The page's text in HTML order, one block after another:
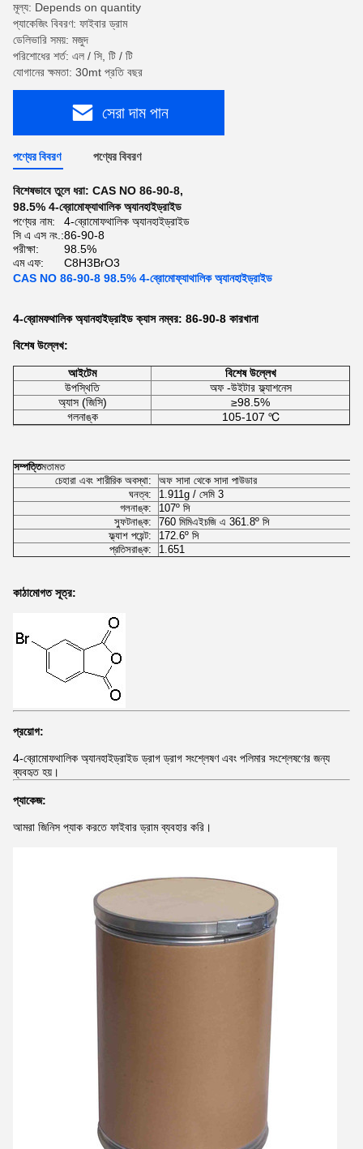
মূল্য: Depends on quantity
প্যাকেজিং বিবরণ: ফাইবার ড্রাম
ডেলিভারি সময়: মজুদ
পরিশোধের শর্ত: এল / সি, টি / টি
যোগানের ক্ষমতা: 30mt প্রতি বছর
সেরা দাম পান
পণ্যের বিবরণ পণ্যের বিবরণ
বিশেষভাবে তুলে ধরা: CAS NO 86-90-8,
98.5% 4-ব্রোমোফ্যাথালিক অ্যানহাইড্রাইড
পণ্যের নাম:
4-ব্রোমোফথালিক অ্যানহাইড্রাইড
সি এ এস নং.:86-90-8
পরীক্ষা:
98.5%
এম এফ:
C8H3BrO3
CAS NO 86-90-8 98.5% 4-ব্রোমোফ্যাথালিক অ্যানহাইড্রাইড
4-ব্রোমফথালিক অ্যানহাইড্রাইড ক্যাস নম্বর: 86-90-8 কারখানা
বিশেষ উল্লেখ:
আইটেম
বিশেষ উল্লেখ
উপস্থিতি
অফ -উইটার ফ্ল্যাশনেস
অ্যাস (জিসি)
≥98.5%
গলনাঙ্ক
105-107 ℃
সম্পত্তিমতামত
চেহারা এবং শারীরিক অবস্থা:
অফ সাদা থেকে সাদা পাউডার
ঘনত্ব:
1.911g / সেমি 3
গলনাঙ্ক:
107º সি
স্ফুটনাঙ্ক:
760 মিমিএইচজি এ 361.8º সি
ফ্ল্যাশ পয়েন্ট:
172.6º সি
প্রতিসরাঙ্ক:
1.651
কাঠামোগত সূত্র:
প্রয়োগ:
4-ব্রোমোফথালিক অ্যানহাইড্রাইড ড্রাগ ড্রাগ সংশ্লেষণ এবং পলিমার সংশ্লেষণের জন্য
ব্যবহৃত হয়।
প্যাকেজ:
আমরা জিনিস প্যাক করতে ফাইবার ড্রাম ব্যবহার করি।